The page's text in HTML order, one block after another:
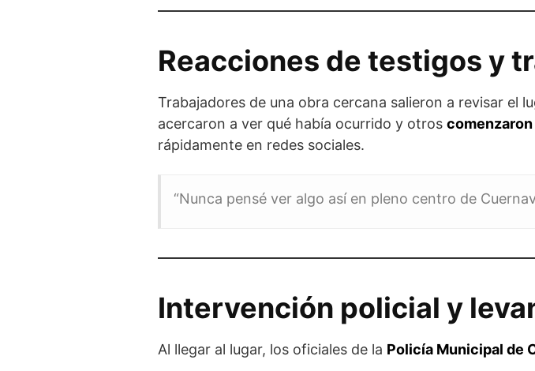
Reacciones de testigos y
Trabajadores de una obra cercana salieron a revisar el
acercaron a ver qué había ocurrido y otros
rápidamente en redes sociales.
“Nunca pensé ver algo así en pleno centro de
Intervención policial y
Al llegar al lugar, los oficiales de la Policía Municipal de